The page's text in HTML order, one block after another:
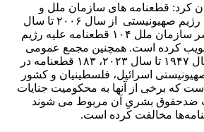
کرد: قطعنامه های سازمان ملل و
شورای حقوق بشر علیه رژیم صهیونیستی از سال ۲۰۰۶ تا سال
۲۰۲۳، شورای حقوق بشر سازمان ملل ۱۰۴ قطعنامه علیه رژیم
کرده است. همچنین مجمع عمومی
سازمان ملل متحد از سال ۱۹۴۷ تا سال ۲۰۲۳، ۱۸۳ قطعنامه در
اسرائیل، فلسطینیان و کشور
که برخی از آنها به محکومیت جنایات
ضدحقوق بشریِ آن مربوط می شوند
مخالفت کرده است.